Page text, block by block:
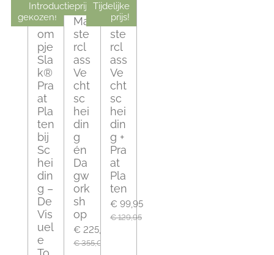
Meest
gekozen!
Slo
om
pje
Sla
k®
Pra
at
Pla
ten
bij
Sc
hei
din
g –
De
Vis
uel
e
Introductieprijs!
Ma
ste
rcl
ass
Ve
cht
sc
hei
din
g
én
Da
gw
ork
sh
op
€ 225,00
€ 355,00
Tijdelijke
prijs!
Ma
ste
rcl
ass
Ve
cht
sc
hei
din
g +
Pra
at
Pla
ten
€ 99,95
€ 129,95